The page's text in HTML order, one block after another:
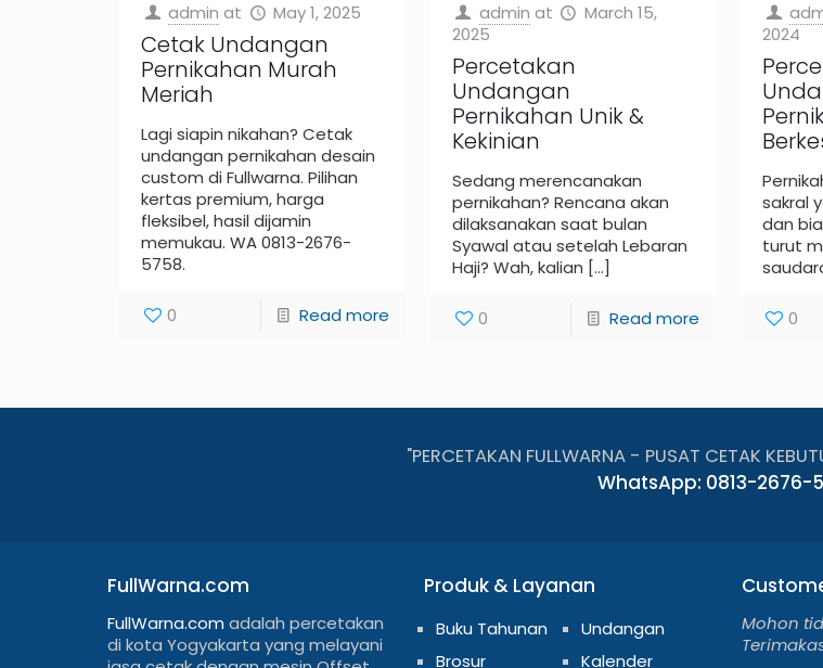
admin at May 1, 2025
Cetak Undangan
Pernikahan Murah
Meriah
Lagi siapin nikahan? Cetak
undangan pernikahan desain
custom di Fullwarna. Pilihan
kertas premium, harga
fleksibel, hasil dijamin
memukau. WA 0813-2676-
5758.
0 Read more
admin at
March 15,
2025
Percetakan
Undangan
Pernikahan Unik &
Kekinian
Sedang merencanakan
pernikahan? Rencana akan
dilaksanakan saat bulan
Syawal atau setelah Lebaran
Haji? Wah, kalian […]
0 Read more
2024
sakral
dan
turut
0
"PERCETAKAN FULLWARNA - PUSAT CETAK
WhatsApp: 0813-2676-
FullWarna.com
FullWarna.com adalah percetakan
di kota Yogyakarta yang melayani
Produk & Layanan
Buku Tahunan
Brosur
Undangan
Kalender
Mohon